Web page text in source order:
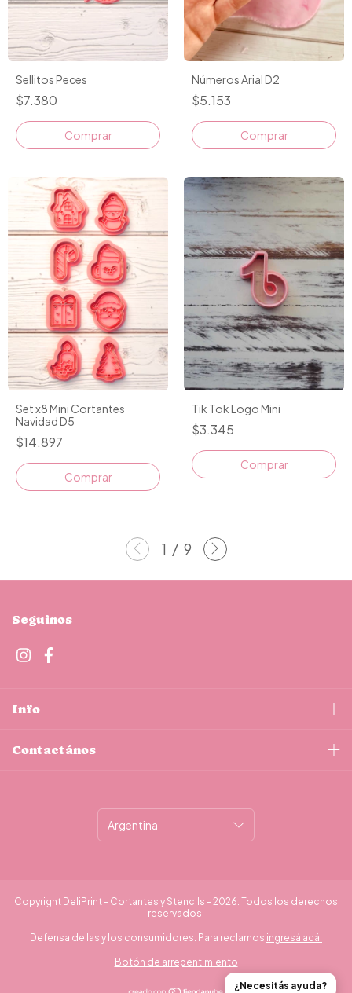
Sellitos Peces
$7.380
Números Arial D2
$5.153
Comprar
Set x8 Mini Cortantes
Navidad D5
$14.897
Tik Tok Logo Mini
$3.345
1 / 9
Seguinos
Info
Contactános
Copyright DeliPrint - Cortantes y Stencils - 2026. Todos los derechos
reservados.
Defensa de las y los consumidores. Para reclamos ingresá acá.
Botón de arrepentimiento
¿Necesitás ayuda?